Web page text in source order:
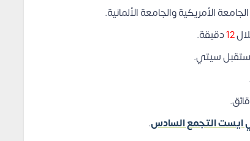
الأمريكية والجامعة الألمانية.
12دقيقة.
سيتي.
ايست التجمع السادس.